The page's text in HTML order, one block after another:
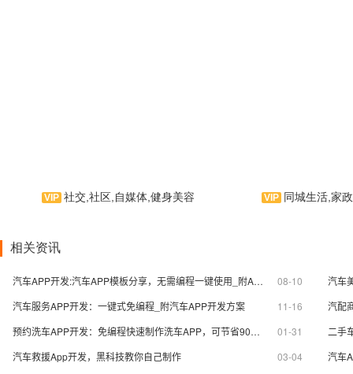
此手机应用软件针对瑜伽健身
的必备手机应用程序。祝您早日拥
社交,社区,自媒体,健身美容
服务云平台！是
同城生活,家
相关资讯
汽车APP开发:汽车APP模板分享，无需编程一键使用_附APP开发流程
08-10
汽车服务APP开发：一键式免编程_附汽车APP开发方案
11-16
汽配
预约洗车APP开发：免编程快速制作洗车APP，可节省90%成本
01-31
汽车救援App开发，黑科技教你自己制作
03-04
汽车